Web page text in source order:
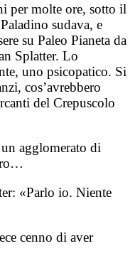
per molte ore, sotto il
sudava, e
su Paleo Pianeta da
Splatter. Lo
uno psicopatico. Si
cos’avrebbero
del Crepuscolo
agglomerato di
«Parlo io. Niente
cenno di aver